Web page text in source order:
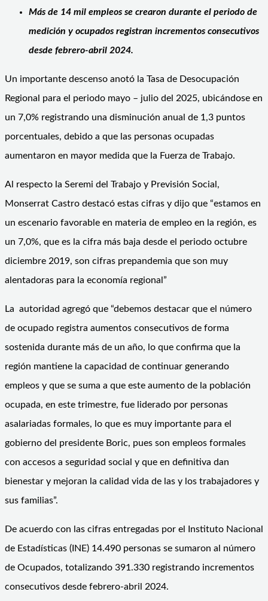
Más de 14 mil empleos se crearon durante el periodo de
medición y ocupados registran incrementos consecutivos
desde febrero-abril 2024.
Un importante descenso anotó la Tasa de Desocupación
Regional para el periodo mayo – julio del 2025, ubicándose en
un 7,0% registrando una disminución anual de 1,3 puntos
porcentuales, debido a que las personas ocupadas
aumentaron en mayor medida que la Fuerza de Trabajo.
Al respecto la Seremi del Trabajo y Previsión Social,
Monserrat Castro destacó estas cifras y dijo que “estamos en
un escenario favorable en materia de empleo en la región, es
un 7,0%, que es la cifra más baja desde el periodo octubre
diciembre 2019, son cifras prepandemia que son muy
alentadoras para la economía regional”
La autoridad agregó que “debemos destacar que el número
de ocupado registra aumentos consecutivos de forma
sostenida durante más de un año, lo que confirma que la
región mantiene la capacidad de continuar generando
empleos y que se suma a que este aumento de la población
ocupada, en este trimestre, fue liderado por personas
asalariadas formales, lo que es muy importante para el
gobierno del presidente Boric, pues son empleos formales
con accesos a seguridad social y que en definitiva dan
bienestar y mejoran la calidad vida de las y los trabajadores y
sus familias”.
De acuerdo con las cifras entregadas por el Instituto Nacional
de Estadísticas (INE) 14.490 personas se sumaron al número
de Ocupados, totalizando 391.330 registrando incrementos
consecutivos desde febrero-abril 2024.